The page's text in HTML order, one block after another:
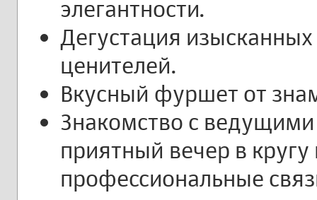
элегантности.
Дегустация
ценителей.
Вкусный фуршет от
Знакомство с
приятный вечер в
профессиональные